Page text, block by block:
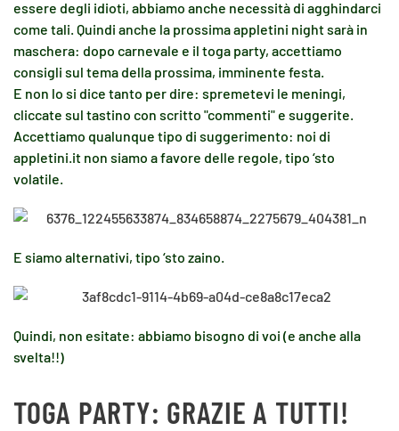
essere degli idioti, abbiamo anche necessità di agghindarci
come tali. Quindi anche la prossima appletini night sarà in
maschera: dopo carnevale e il toga party, accettiamo
consigli sul tema della prossima, imminente festa.
E non lo si dice tanto per dire: spremetevi le meningi,
cliccate sul tastino con scritto "commenti" e suggerite.
Accettiamo qualunque tipo di suggerimento: noi di
appletini.it non siamo a favore delle regole, tipo ‘sto
volatile.
E siamo alternativi, tipo ‘sto zaino.
Quindi, non esitate: abbiamo bisogno di voi (e anche alla
svelta!!)
TOGA PARTY: GRAZIE A TUTTI!